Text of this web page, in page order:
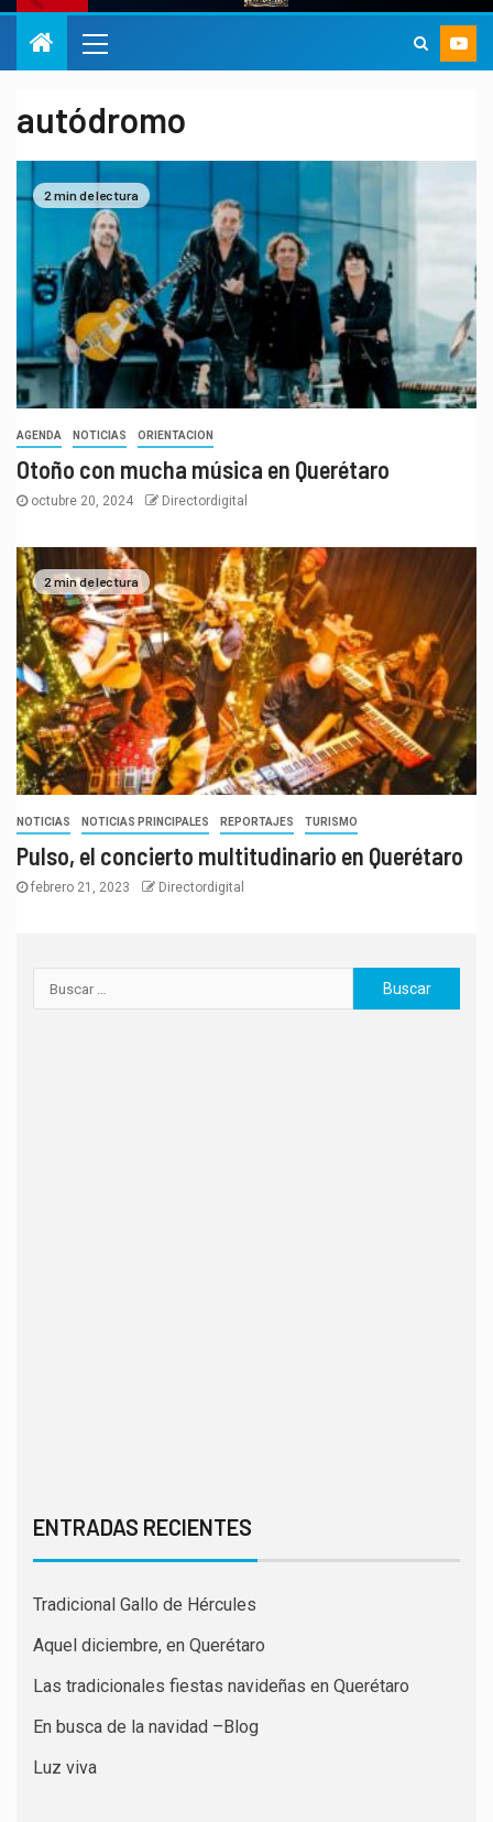
autódromo
2 min de lectura
AGENDA NOTICIAS ORIENTACION
Otoño con mucha música en Querétaro
octubre 20, 2024 Directordigital
2 min de lectura
NOTICIAS NOTICIAS PRINCIPALES REPORTAJES TURISMO
Pulso, el concierto multitudinario en Querétaro
febrero 21, 2023 Directordigital
ENTRADAS RECIENTES
Tradicional Gallo de Hércules
Aquel diciembre, en Querétaro
Las tradicionales fiestas navideñas en Querétaro
En busca de la navidad –Blog
Luz viva